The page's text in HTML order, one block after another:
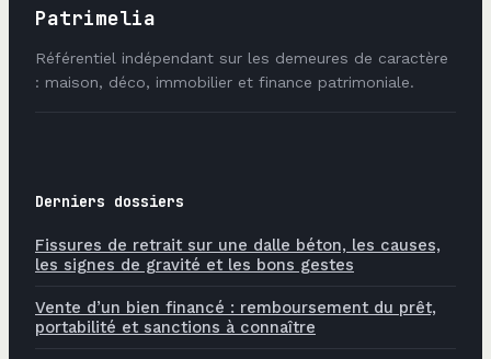
Patrimelia
Référentiel indépendant sur les demeures de caractère
: maison, déco, immobilier et finance patrimoniale.
Derniers dossiers
Fissures de retrait sur une dalle béton, les causes,
les signes de gravité et les bons gestes
Vente d’un bien financé : remboursement du prêt,
portabilité et sanctions à connaître